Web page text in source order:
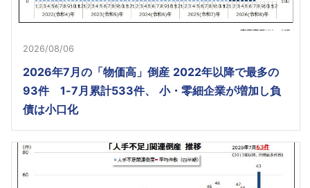
2026/08/06
2026年7月の「物価高」倒産 2022年以降で最多の
93件 1-7月累計533件、 小・零細企業が増加し負
債は小口化